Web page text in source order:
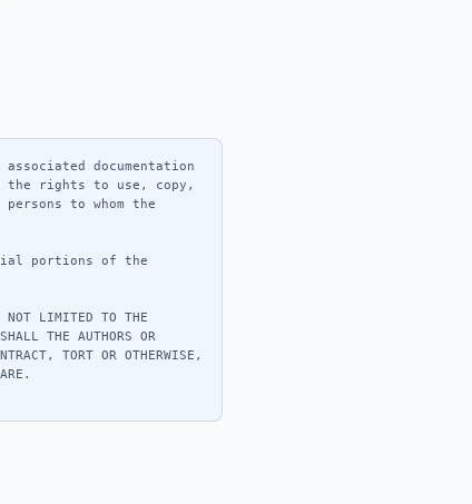
documentation
rights to use, copy,
to whom the
portions of the
NOT LIMITED TO THE
THE AUTHORS OR
TORT OR OTHERWISE,